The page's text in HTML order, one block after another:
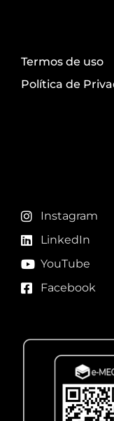
Termos de uso
Política de
Instagram
LinkedIn
YouTube
Facebook